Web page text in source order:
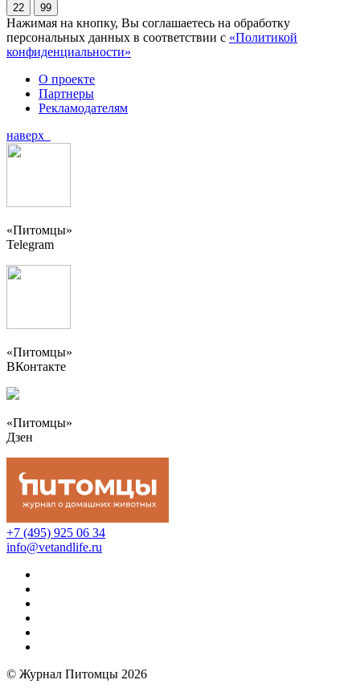
22 99
Нажимая на кнопку, Вы соглашаетесь на обработку
персональных данных в соответствии с «Политикой
конфиденциальности»
О проекте
Партнеры
Рекламодателям
наверх
«Питомцы»
Telegram
«Питомцы»
ВКонтакте
«Питомцы»
Дзен
+7 (495) 925 06 34
info@vetandlife.ru
© Журнал Питомцы 2026